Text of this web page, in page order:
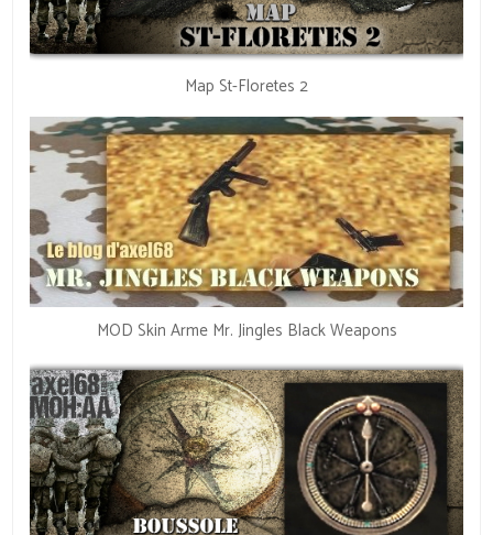
Map St-Floretes 2
MOD Skin Arme Mr. Jingles Black Weapons